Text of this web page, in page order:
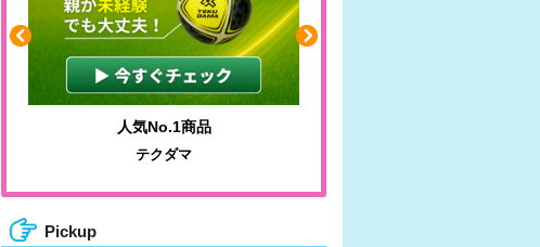
わかりやすい質問に沿って書ける
サカイクサッカーノート
Pickup